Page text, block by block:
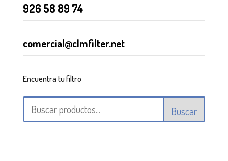
926 58 89 74
comercial@clmfilter.net
Encuentra tu filtro
Buscar